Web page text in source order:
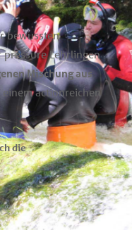
bewussten
Lehrlingen
Mischung aus
einem actionreichen
die